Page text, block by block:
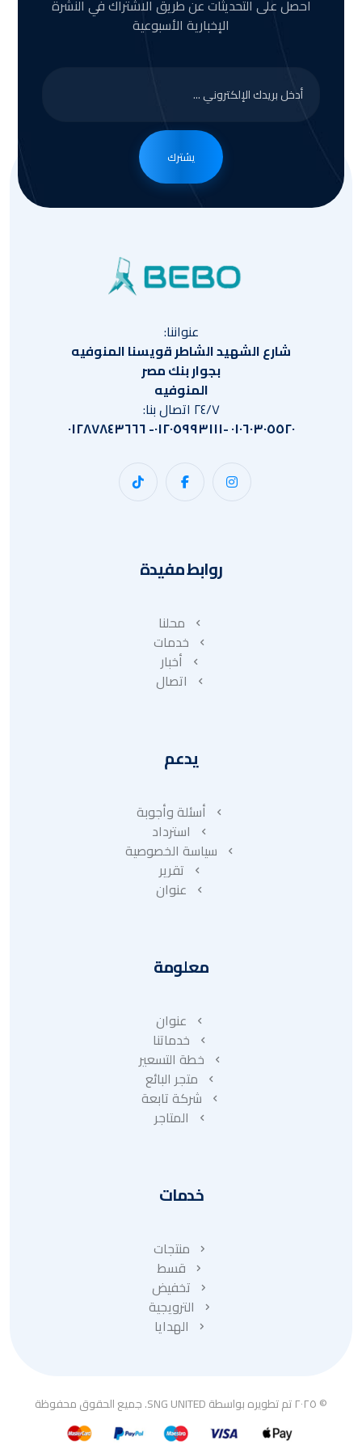
احصل على التحديثات عن طريق الاشتراك في النشرة
الإخبارية الأسبوعية
يشترك
عنواننا:
شارع الشهيد الشاطر قويسنا المنوفيه
بجوار بنك مصر
المنوفيه
٢٤/٧ اتصال بنا:
٠١٠٦٠٣٠٥٥٢٠ -٠١٢٠٥٩٩٣١١١- ٠١٢٨٧٨٤٣٦٦٦
روابط مفيدة
محلنا
خدمات
أخبار
اتصال
يدعم
أسئلة وأجوبة
استرداد
سياسة الخصوصية
تقرير
عنوان
معلومة
عنوان
خدماتنا
خطة التسعير
متجر البائع
شركة تابعة
المتاجر
خدمات
منتجات
قسط
تخفيض
الترويجية
الهدايا
© ٢٠٢٥ تم تطويره بواسطة SNG UNITED. جميع الحقوق محفوظة